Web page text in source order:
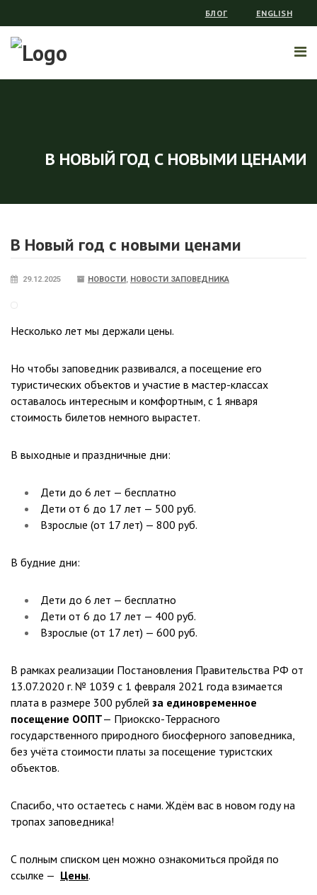
БЛОГ ENGLISH
В НОВЫЙ ГОД С НОВЫМИ ЦЕНАМИ
В Новый год с новыми ценами
29.12.2025 НОВОСТИ, НОВОСТИ ЗАПОВЕДНИКА
Несколько лет мы держали цены.
Но чтобы заповедник развивался, а посещение его
туристических объектов и участие в мастер-классах
оставалось интересным и комфортным, с 1 января
стоимость билетов немного вырастет.
В выходные и праздничные дни:
Дети до 6 лет — бесплатно
Дети от 6 до 17 лет — 500 руб.
Взрослые (от 17 лет) — 800 руб.
В будние дни:
Дети до 6 лет — бесплатно
Дети от 6 до 17 лет — 400 руб.
Взрослые (от 17 лет) — 600 руб.
В рамках реализации Постановления Правительства РФ от
13.07.2020 г. № 1039 с 1 февраля 2021 года взимается
плата в размере 300 рублей за единовременное
посещение ООПТ— Приокско-Террасного
государственного природного биосферного заповедника,
без учёта стоимости платы за посещение туристских
объектов.
Спасибо, что остаетесь с нами. Ждём вас в новом году на
тропах заповедника!
С полным списком цен можно ознакомиться пройдя по
ссылке — Цены.